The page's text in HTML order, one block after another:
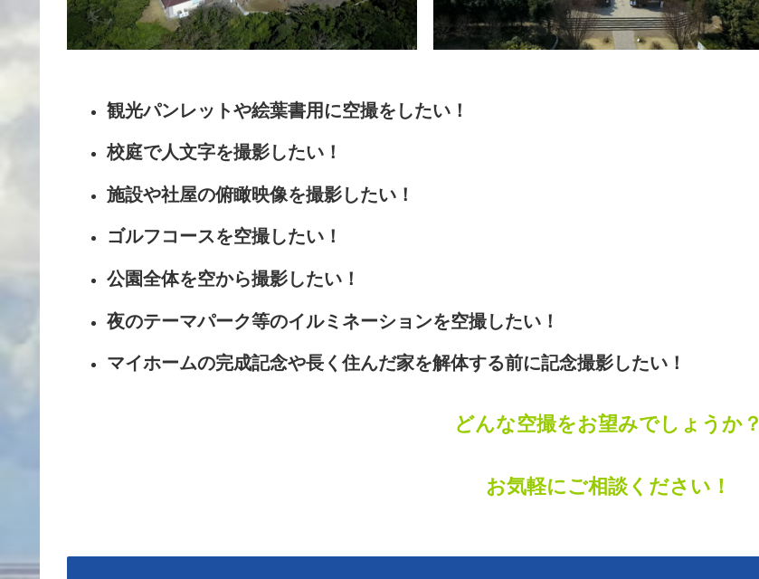
観光パンレットや絵葉書用に空撮をしたい！
校庭で人文字を撮影したい！
施設や社屋の俯瞰映像を撮影したい！
ゴルフコースを空撮したい！
公園全体を空から撮影したい！
夜のテーマパーク等のイルミネーションを空撮したい！
マイホームの完成記念や長く住んだ家を解体する前に記念撮影したい！
どんな空撮をお望みでしょうか？
お気軽にご相談ください！